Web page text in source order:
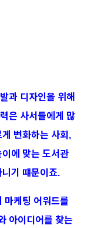
과 디자인을 위해
은 사서들에게 많
변화하는 사회,
에 맞는 도서관
기 떄문이죠.
마케팅 어워드를
아이디어를 찾는